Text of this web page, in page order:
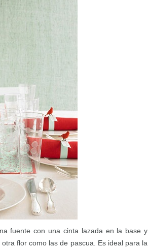
fuente con una cinta lazada en la base y
flor como las de pascua. Es ideal para la